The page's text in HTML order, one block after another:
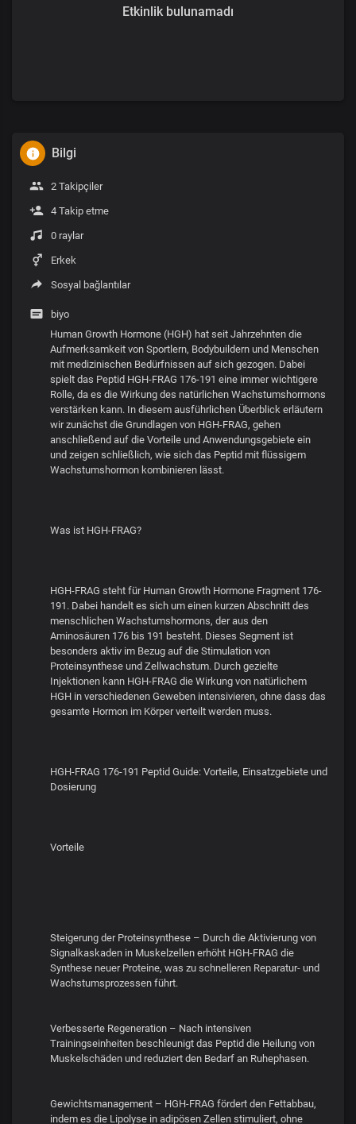
Etkinlik bulunamadı
Bilgi
2 Takipçiler
4 Takip etme
0 raylar
Erkek
Sosyal bağlantılar
biyo
Human Growth Hormone (HGH) hat seit Jahrzehnten die
Aufmerksamkeit von Sportlern, Bodybuildern und Menschen
mit medizinischen Bedürfnissen auf sich gezogen. Dabei
spielt das Peptid HGH-FRAG 176-191 eine immer wichtigere
Rolle, da es die Wirkung des natürlichen Wachstumshormons
verstärken kann. In diesem ausführlichen Überblick erläutern
wir zunächst die Grundlagen von HGH-FRAG, gehen
anschließend auf die Vorteile und Anwendungsgebiete ein
und zeigen schließlich, wie sich das Peptid mit flüssigem
Wachstumshormon kombinieren lässt.
Was ist HGH-FRAG?
HGH-FRAG steht für Human Growth Hormone Fragment 176-
191. Dabei handelt es sich um einen kurzen Abschnitt des
menschlichen Wachstumshormons, der aus den
Aminosäuren 176 bis 191 besteht. Dieses Segment ist
besonders aktiv im Bezug auf die Stimulation von
Proteinsynthese und Zellwachstum. Durch gezielte
Injektionen kann HGH-FRAG die Wirkung von natürlichem
HGH in verschiedenen Geweben intensivieren, ohne dass das
gesamte Hormon im Körper verteilt werden muss.
HGH-FRAG 176-191 Peptid Guide: Vorteile, Einsatzgebiete und
Dosierung
Vorteile
Steigerung der Proteinsynthese – Durch die Aktivierung von
Signalkaskaden in Muskelzellen erhöht HGH-FRAG die
Synthese neuer Proteine, was zu schnelleren Reparatur- und
Wachstumsprozessen führt.
Verbesserte Regeneration – Nach intensiven
Trainingseinheiten beschleunigt das Peptid die Heilung von
Muskelschäden und reduziert den Bedarf an Ruhephasen.
Gewichtsmanagement – HGH-FRAG fördert den Fettabbau,
indem es die Lipolyse in adipösen Zellen stimuliert, ohne